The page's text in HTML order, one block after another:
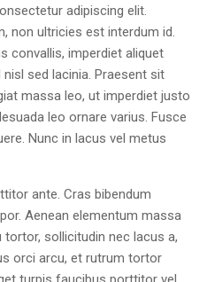
adipiscing elit.
non ultricies est interdum id.
convallis, imperdiet aliquet
sed lacinia. Praesent sit
massa leo, ut imperdiet justo
leo ornare varius. Fusce
Nunc in lacus vel metus
ante. Cras bibendum
Aenean elementum massa
sollicitudin nec lacus a,
orci arcu, et rutrum tortor